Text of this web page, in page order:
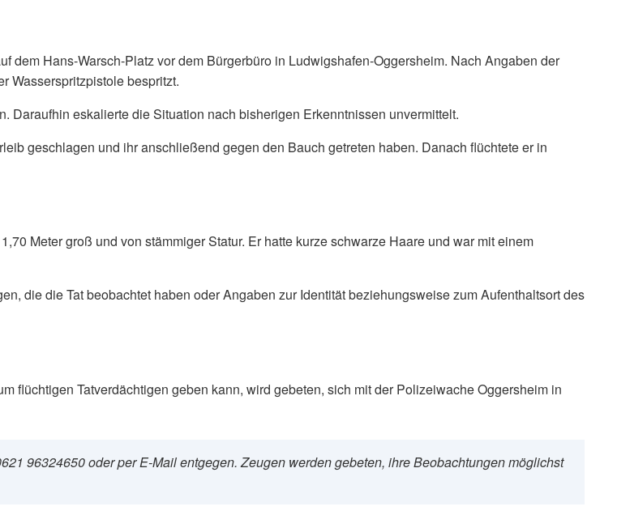
dem Hans-Warsch-Platz vor dem Bürgerbüro in Ludwigshafen-Oggersheim. Nach Angaben der
Wasserspritzpistole bespritzt.
Daraufhin eskalierte die Situation nach bisherigen Erkenntnissen unvermittelt.
geschlagen und ihr anschließend gegen den Bauch getreten haben. Danach flüchtete er in
Meter groß und von stämmiger Statur. Er hatte kurze schwarze Haare und war mit einem
die die Tat beobachtet haben oder Angaben zur Identität beziehungsweise zum Aufenthaltsort des
flüchtigen Tatverdächtigen geben kann, wird gebeten, sich mit der Polizeiwache Oggersheim in
96324650 oder per E-Mail entgegen. Zeugen werden gebeten, ihre Beobachtungen möglichst